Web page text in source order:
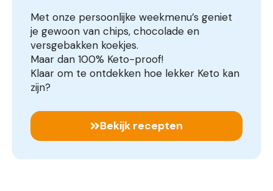
Met onze persoonlijke weekmenu’s geniet
je gewoon van chips, chocolade en
versgebakken koekjes.
Maar dan 100% Keto-proof!
Klaar om te ontdekken hoe lekker Keto kan
zijn?
Bekijk recepten